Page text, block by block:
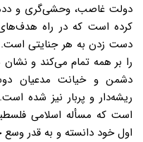
دولت غاصب، وحشی‌گری و
کرده است که در راه
دست زدن به هر جنایتی
را بر همه تمام می‌کند و
دشمن و خیانت مدعیان
ریشه‌دار و پربار نیز شده
است که مسأله اسلامی
اول خود دانسته و به قدر